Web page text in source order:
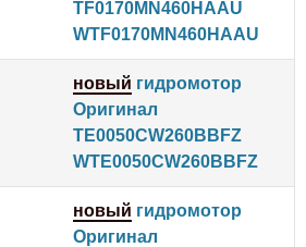
TF0170MN460HAAU
WTF0170MN460HAAU
новый гидромотор
Оригинал
TE0050CW260BBFZ
WTE0050CW260BBFZ
новый гидромотор
Оригинал